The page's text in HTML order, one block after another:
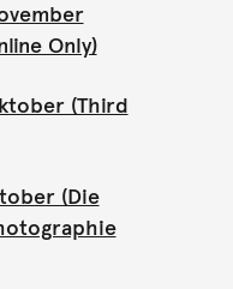
Only)
(Third
(Die